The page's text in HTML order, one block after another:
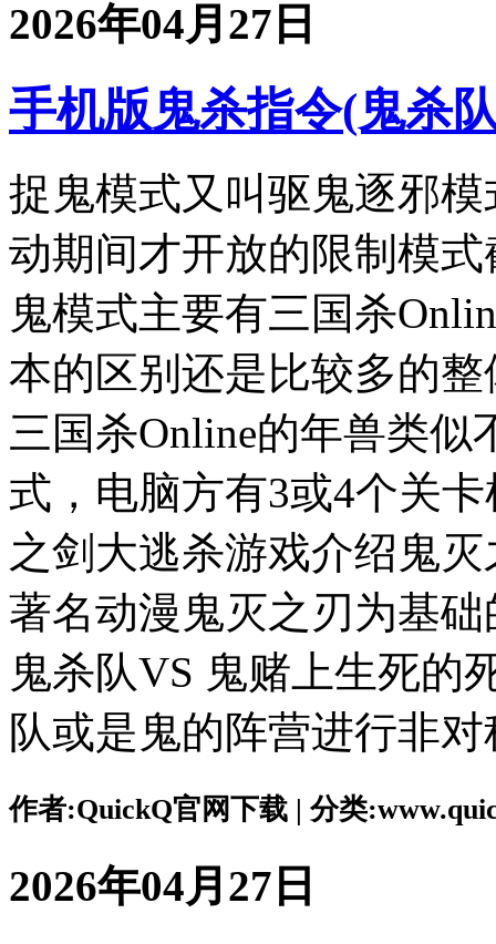
2026年04月27日
手机版鬼杀指令(鬼杀
捉鬼模式又叫驱鬼逐邪
动期间才开放的限制模
鬼模式主要有三国杀
本的区别还是比较多的
三国杀Online的年兽类
式，电脑方有3或4个关
之剑大逃杀游戏介绍鬼
著名动漫鬼灭之刃为基
鬼杀队VS 鬼赌上生死的
队或是鬼的阵营进行非
作者:QuickQ官网下载 | 分类
2026年04月27日